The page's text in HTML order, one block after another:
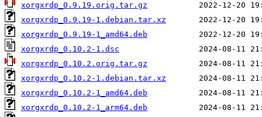
xorgxrdp_0.9.19.orig.tar.gz
xorgxrdp_0.9.19-1.debian.tar.xz
xorgxrdp_0.9.19-1_amd64.deb
xorgxrdp_0.10.2-1.dsc
xorgxrdp_0.10.2.orig.tar.gz
xorgxrdp_0.10.2-1.debian.tar.xz
xorgxrdp_0.10.2-1_amd64.deb
xorgxrdp_0.10.2-1_arm64.deb